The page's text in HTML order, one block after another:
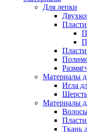
Для лепки
Материалы
Игла
Материалы
Ткань